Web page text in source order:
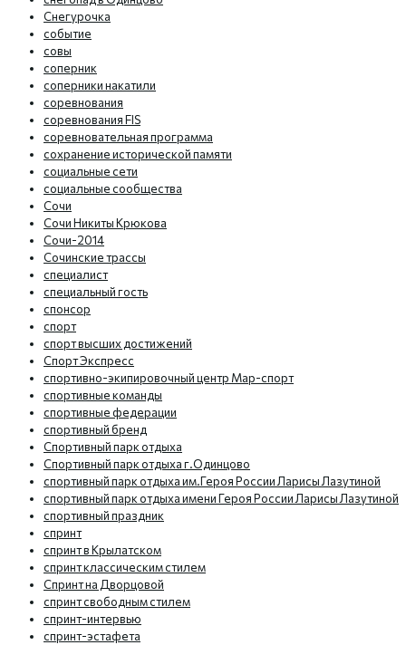
Снегурочка
событие
совы
соперник
соперники накатили
соревнования
соревнования FIS
соревновательная программа
сохранение исторической памяти
социальные сети
социальные сообщества
Сочи
Сочи Никиты Крюкова
Сочи-2014
Сочинские трассы
специалист
специальный гость
спонсор
спорт
спорт высших достижений
Спорт Экспресс
спортивно-экипировочный центр Мар-спорт
спортивные команды
спортивные федерации
спортивный бренд
Спортивный парк отдыха
Спортивный парк отдыха г.Одинцово
спортивный парк отдыха им.Героя России Ларисы Лазутиной
спортивный парк отдыха имени Героя России Ларисы Лазутиной
спортивный праздник
спринт
спринт в Крылатском
спринт классическим стилем
Спринт на Дворцовой
спринт свободным стилем
спринт-интервью
спринт-эстафета